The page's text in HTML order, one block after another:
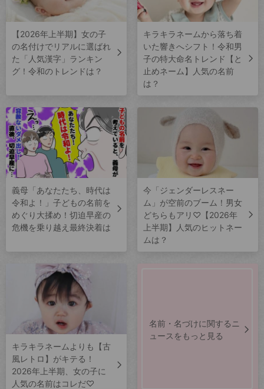
【2026年上半期】女の子
の名付けでリアルに選ばれ
た「人気漢字」ランキン
グ！令和のトレンドは？
キラキラネームから落ち着
いた響きへシフト！令和男
子の特大命名トレンド【と
止めネーム】人気の名前
は？
義母「あなたたち、時代は
令和よ！」子どもの名前を
めぐり大揉め！切迫早産の
危機を乗り越え最終決着は
今「ジェンダーレスネー
ム」が空前のブーム！男女
どちらもアリ♡【2026年
上半期】人気のヒットネー
ムは？
キラキラネームよりも【古
風レトロ】がキテる！
2026年上半期、女の子に
人気の名前はコレだ♡
名前・名づけに関するニ
ュースをもっと見る